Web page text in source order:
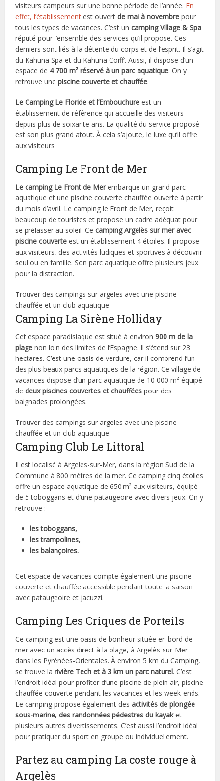
visiteurs campeurs sur une bonne période de l’année. En
effet, l’établissement est ouvertde mai à novembre pour
tous les types de vacances. C’est uncamping Village & Spa
réputé pour l’ensemble des services qu’il propose. Ces
derniers sont liés à la détente du corps et de l’esprit. Il s’agit
du Kahuna Spa et du Kahuna Coiff’. Aussi, il dispose d’un
espace de 4 700 m² réservé à un parc aquatique. On y
retrouve unepiscine couverte et chauffée.
Le Camping Le Floride et l’Embouchure est un
établissement de référence qui accueille des visiteurs
depuis plus de soixante ans. La qualité du service proposé
est son plus grand atout. À cela s’ajoute, le luxe qu’il offre
aux visiteurs.
Camping Le Front de Mer
Le camping Le Front de Merembarque un grand parc
aquatique et une piscine couverte chauffée ouverte à partir
du mois d’avril. Le camping le Front de Mer, reçoit
beaucoup de touristes et propose un cadre adéquat pour
se prélasser au soleil. Cecamping Argelès sur mer avec
piscine couverte est un établissement 4 étoiles. Il propose
aux visiteurs, des activités ludiques et sportives à découvrir
seul ou en famille. Son parc aquatique offre plusieurs jeux
pour la distraction.
Trouver des campings sur argeles avec une piscine
chauffée et un club aquatique
Camping La Sirène Holliday
Cet espace paradisiaque est situé à environ900 m de la
plage non loin des limites de l’Espagne. Il s’étend sur 23
hectares. C’est une oasis de verdure, car il comprend l’un
des plus beaux parcs aquatiques de la région. Ce village de
vacances dispose d’un parc aquatique de 10 000 m² équipé
dedeux piscines couvertes et chauffées pour des
baignades prolongées.
Trouver des campings sur argeles avec une piscine
chauffée et un club aquatique
Camping Club Le Littoral
Il est localisé à Argelès-sur-Mer, dans la région Sud de la
Commune à 800 mètres de la mer. Ce camping cinq étoiles
offre un espace aquatique de 650 m² aux visiteurs, équipé
de 5 toboggans et d’une pataugeoire avec divers jeux. On y
retrouve :
les toboggans,
les trampolines,
les balançoires.
Cet espace de vacances compte également une piscine
couverte et chauffée accessible pendant toute la saison
avec pataugeoire et jacuzzi.
Camping Les Criques de Porteils
Ce camping est une oasis de bonheur située en bord de
mer avec un accès direct à la plage, à Argelès-sur-Mer
dans les Pyrénées-Orientales. À environ 5 km du Camping,
se trouve larivière Tech et à 3 km un parc naturel. C’est
l’endroit idéal pour profiter d’une piscine de plein air, piscine
chauffée couverte pendant les vacances et les week-ends.
Le camping propose également des activités de plongée
sous-marine, des randonnées pédestres du kayaket
plusieurs autres divertissements. C’est aussi l’endroit idéal
pour pratiquer du sport en groupe ou individuellement.
Partez au camping La coste rouge à
Argelès